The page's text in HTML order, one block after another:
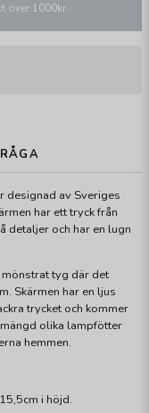
över 1000kr
designad av Sveriges
har ett tryck från
detaljer och har en lugn
tyg där det
Skärmen har en ljus
trycket och kommer
olika lampfötter
hemmen.
i höjd.